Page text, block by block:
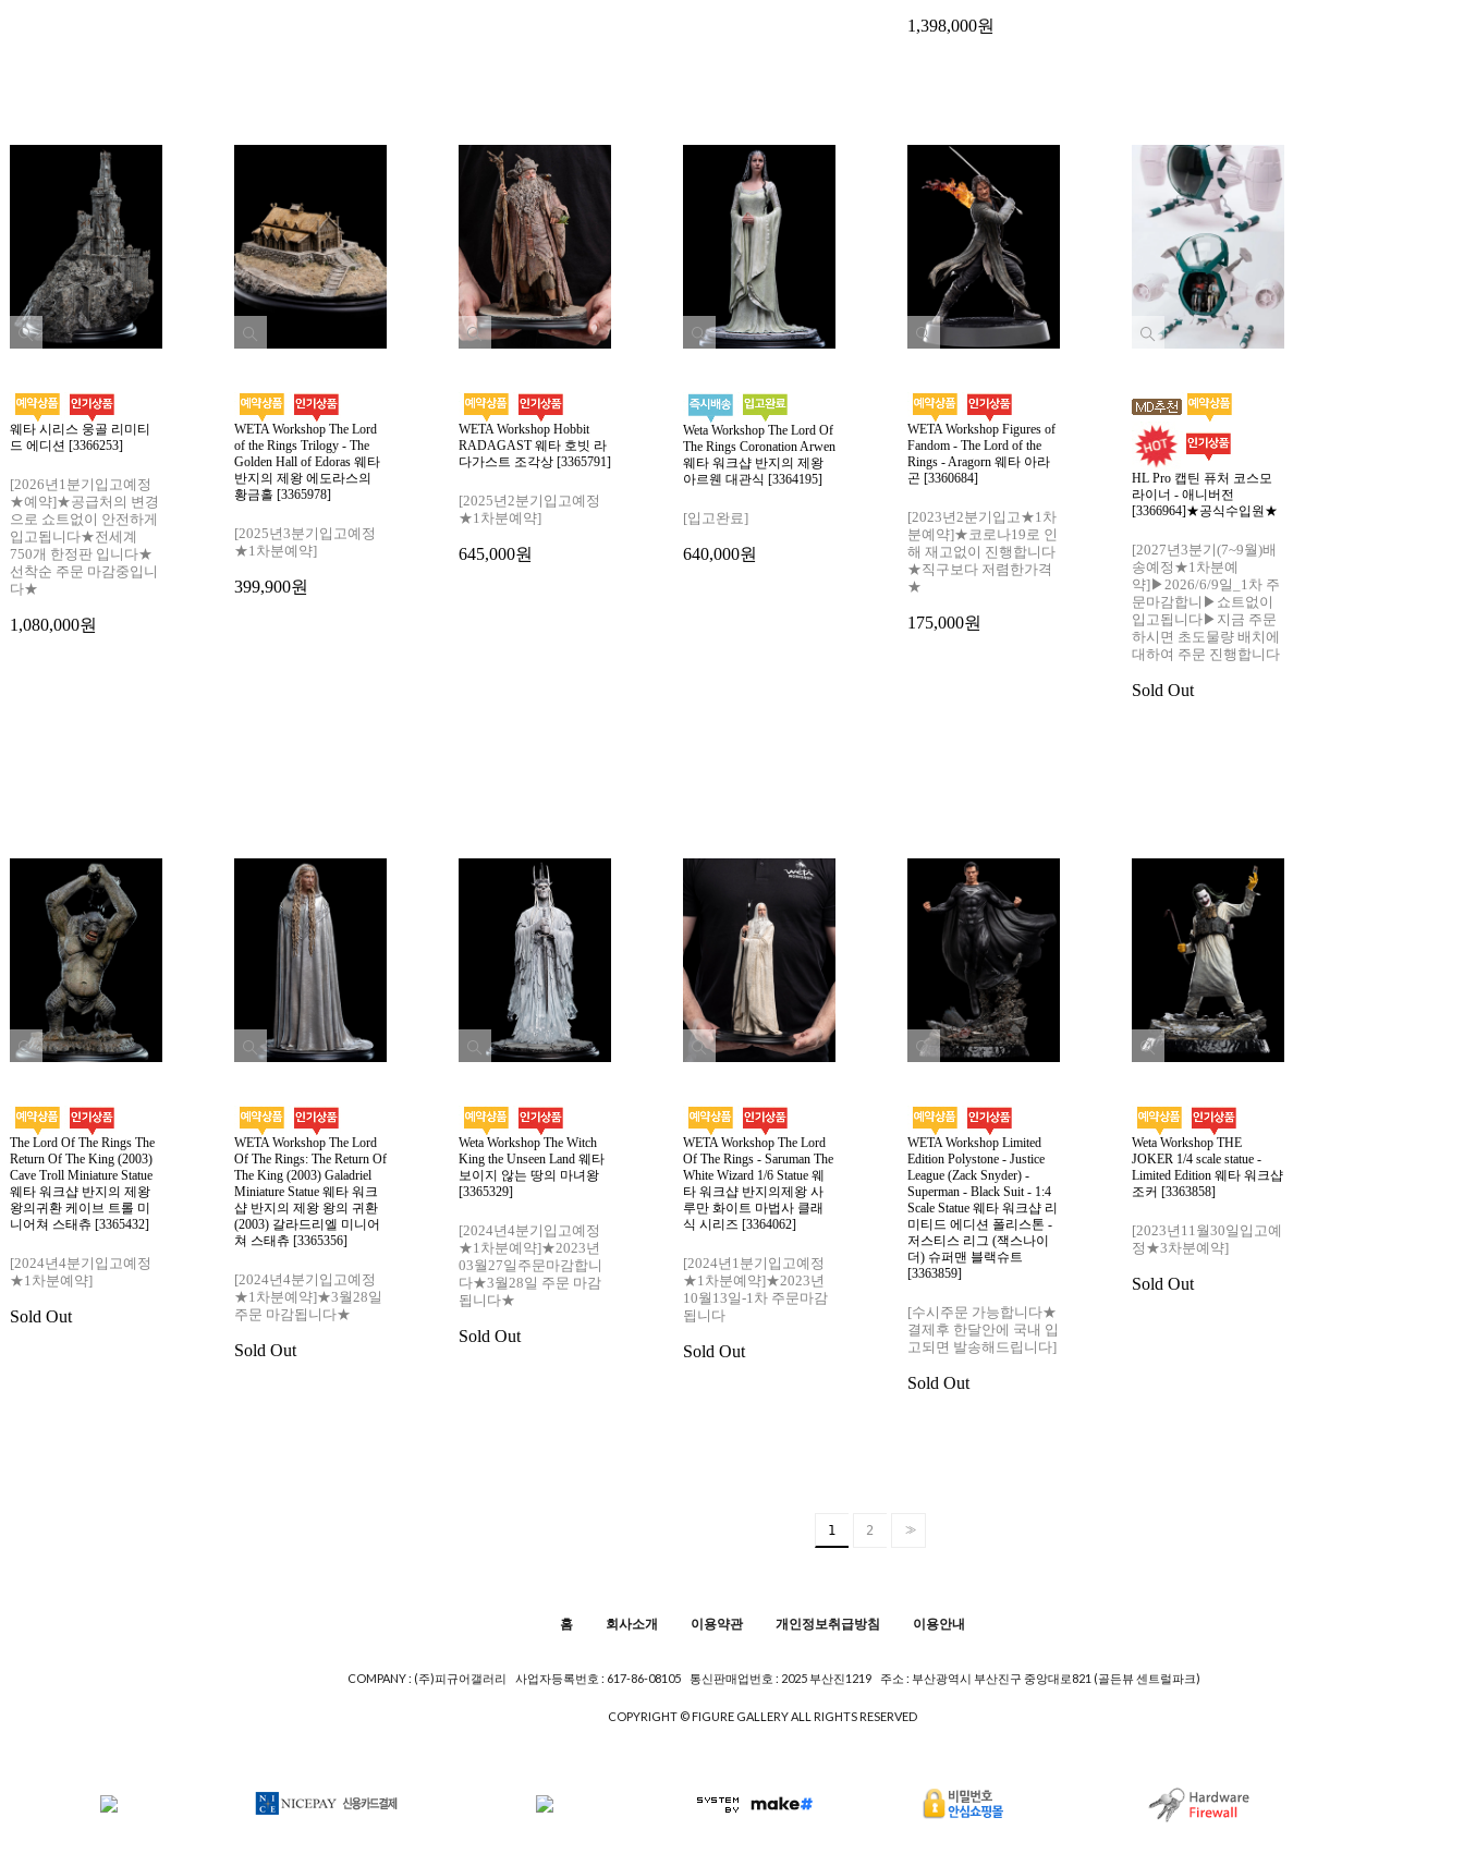
1,398,000원
웨타 시리스 웅골 리미티
드 에디션 [3366253]
[2026년1분기입고예정
★예약]★공급처의 변경
으로 쇼트없이 안전하게
입고됩니다★전세계
750개 한정판 입니다★
선착순 주문 마감중입니
다★
1,080,000원
WETA Workshop The Lord
of the Rings Trilogy - The
Golden Hall of Edoras 웨타
반지의 제왕 에도라스의
황금홀 [3365978]
[2025년3분기입고예정
★1차분예약]
399,900원
WETA Workshop Hobbit
RADAGAST 웨타 호빗 라
다가스트 조각상 [3365791]
[2025년2분기입고예정
★1차분예약]
645,000원
Weta Workshop The Lord Of
The Rings Coronation Arwen
웨타 워크샵 반지의 제왕
아르웬 대관식 [3364195]
[입고완료]
640,000원
WETA Workshop Figures of
Fandom - The Lord of the
Rings - Aragorn 웨타 아라
곤 [3360684]
[2023년2분기입고★1차
분예약]★코로나19로 인
해 재고없이 진행합니다
★직구보다 저렴한가격
★
175,000원
HL Pro 캡틴 퓨처 코스모
라이너 - 애니버전
[3366964]★공식수입원★
[2027년3분기(7~9월)배
송예정★1차분예
약]▶2026/6/9일_1차 주
문마감합니▶쇼트없이
입고됩니다▶지금 주문
하시면 초도물량 배치에
대하여 주문 진행합니다
Sold Out
The Lord Of The Rings The
Return Of The King (2003)
Cave Troll Miniature Statue
웨타 워크샵 반지의 제왕
왕의귀환 케이브 트롤 미
니어쳐 스태츄 [3365432]
[2024년4분기입고예정
★1차분예약]
Sold Out
WETA Workshop The Lord
Of The Rings: The Return Of
The King (2003) Galadriel
Miniature Statue 웨타 워크
샵 반지의 제왕 왕의 귀환
(2003) 갈라드리엘 미니어
쳐 스태츄 [3365356]
[2024년4분기입고예정
★1차분예약]★3월28일
주문 마감됩니다★
Sold Out
Weta Workshop The Witch
King the Unseen Land 웨타
보이지 않는 땅의 마녀왕
[3365329]
[2024년4분기입고예정
★1차분예약]★2023년
03월27일주문마감합니
다★3월28일 주문 마감
됩니다★
Sold Out
WETA Workshop The Lord
Of The Rings - Saruman The
White Wizard 1/6 Statue 웨
타 워크샵 반지의제왕 사
루만 화이트 마법사 클래
식 시리즈 [3364062]
[2024년1분기입고예정
★1차분예약]★2023년
10월13일-1차 주문마감
됩니다
Sold Out
WETA Workshop Limited
Edition Polystone - Justice
League (Zack Snyder) -
Superman - Black Suit - 1:4
Scale Statue 웨타 워크샵 리
미티드 에디션 폴리스톤 -
저스티스 리그 (잭스나이
더) 슈퍼맨 블랙슈트
[3363859]
[수시주문 가능합니다★
결제후 한달안에 국내 입
고되면 발송해드립니다]
Sold Out
Weta Workshop THE
JOKER 1/4 scale statue -
Limited Edition 웨타 워크샵
조커 [3363858]
[2023년11월30일입고예
정★3차분예약]
Sold Out
1 2 >>
홈 회사소개 이용약관 개인정보취급방침 이용안내
COMPANY : (주)피규어갤러리 사업자등록번호 : 617-86-08105 통신판매업번호 : 2025 부산진1219 주소 : 부산광역시 부산진구 중앙대로821 (골든뷰 센트럴파크)
COPYRIGHT © FIGURE GALLERY ALL RIGHTS RESERVED